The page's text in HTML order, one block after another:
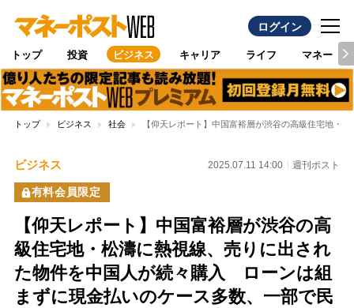
ログイン
トップ 投資 ビジネス キャリア ライフ マネー
トップ ビジネス 社会 【仰天レポート】中国富裕層が渋谷の高級住宅地・
ビジネス 2025.07.11 14:00 週刊ポスト
有料会員限定
【仰天レポート】中国富裕層が渋谷の高
級住宅地・松濤に熱視線、売りに出され
た物件を中国人が続々購入 ローンは組
まずに現金払いのケース多数、一部で民